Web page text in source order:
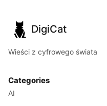
DigiCat
Wieści z cyfrowego świata
Categories
AI